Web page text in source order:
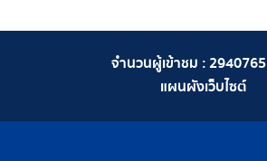
จำนวนผู้เข้าชม :2940765
แผนผังเว็บไซต์